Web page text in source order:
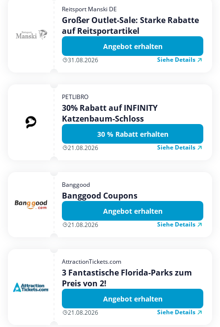
Urlaub & Reise
Reitsport Manski DE
Großer Outlet-Sale: Starke Rabatte
auf Reitsportartikel
Angebot erhalten
31.08.2026 Siehe Details
PETLIBRO
30% Rabatt auf INFINITY
Katzenbaum-Schloss
30 % Rabatt erhalten
21.08.2026 Siehe Details
Banggood
Banggood Coupons
Angebot erhalten
21.08.2026 Siehe Details
AttractionTickets.com
3 Fantastische Florida-Parks zum
Preis von 2!
Angebot erhalten
21.08.2026 Siehe Details